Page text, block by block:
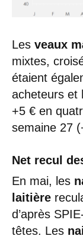
Les veaux
mixtes,
étaient
acheteurs et
+5 € en
semaine 27
Net recul
En mai, les
laitière
d’après
têtes. Les